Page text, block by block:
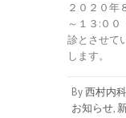
２０２０年
～１３:０
診とさせて
します。
By西村内
お知らせ,